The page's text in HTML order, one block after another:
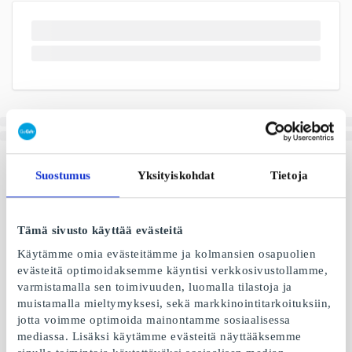
Suostumus Yksityiskohdat Tietoja
Tämä sivusto käyttää evästeitä
Käytämme omia evästeitämme ja kolmansien osapuolien
evästeitä optimoidaksemme käyntisi verkkosivustollamme,
varmistamalla sen toimivuuden, luomalla tilastoja ja
muistamalla mieltymyksesi, sekä markkinointitarkoituksiin,
jotta voimme optimoida mainontamme sosiaalisessa
mediassa. Lisäksi käytämme evästeitä näyttääksemme